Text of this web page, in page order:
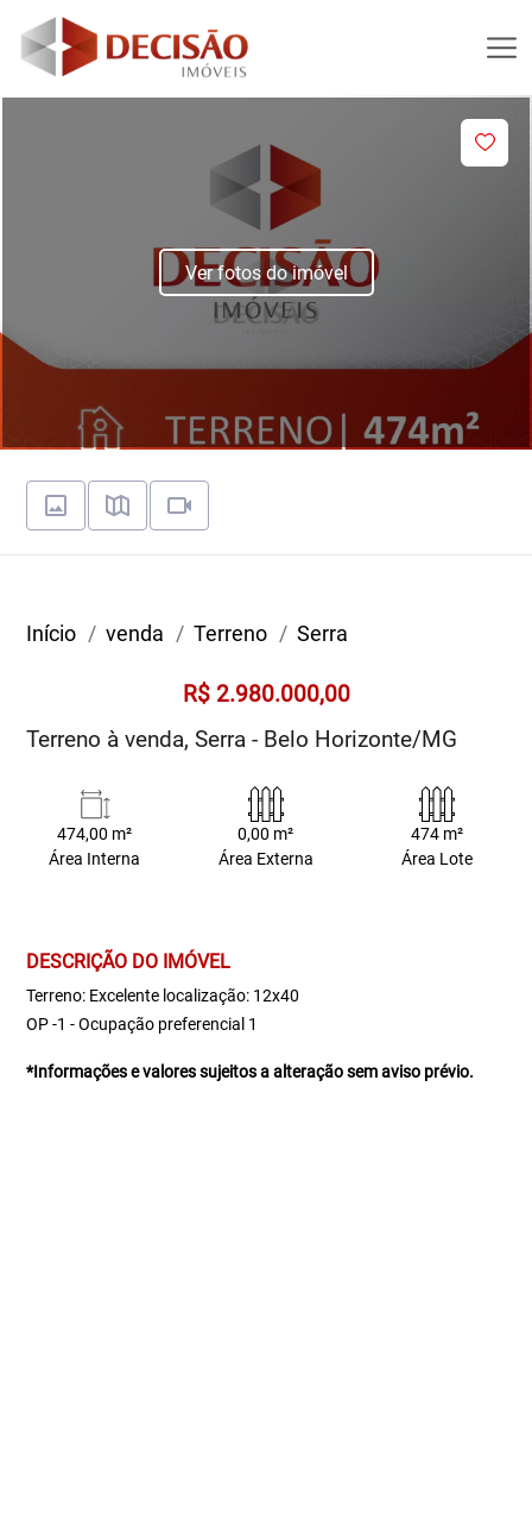
Ver fotos do imóvel
Início venda Terreno Serra
R$ 2.980.000,00
Terreno à venda, Serra - Belo Horizonte/MG
474,00 m²
Área Interna
0,00 m²
Área Externa
474 m²
Área Lote
DESCRIÇÃO DO IMÓVEL
Terreno: Excelente localização: 12x40
OP -1 - Ocupação preferencial 1
*Informações e valores sujeitos a alteração sem aviso prévio.